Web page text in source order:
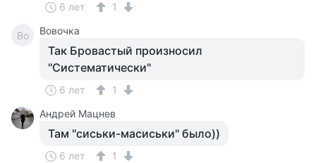
6 лет 1
Во Вовочка
Так Бровастый произносил
"Систематически"
6 лет
1
Андрей Мацнев
Там "сиськи-масиськи" было))
6 лет 1